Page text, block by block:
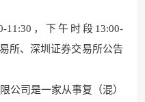
，下午时段13:00-
所、深圳证券交易所公告
公司是一家从事复
（混）